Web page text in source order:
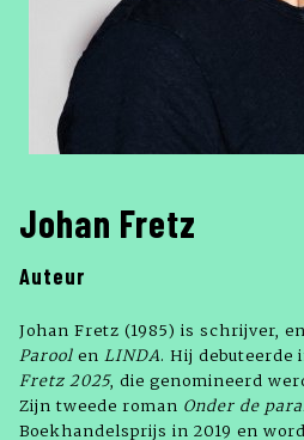
Johan Fretz
Auteur
Johan Fretz (1985) is schrijver,
Parool en LINDA. Hij debuteerde
Fretz 2025, die genomineerd
Zijn tweede roman Onder de
Boekhandelsprijs in 2019 en